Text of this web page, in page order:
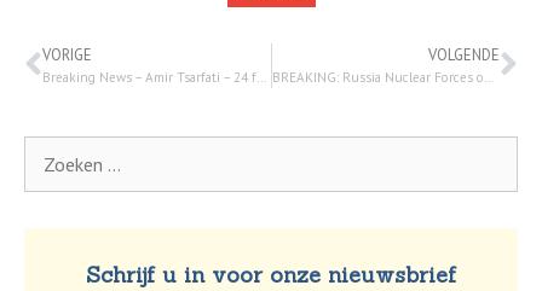
VORIGE VOLGENDE
Schrijf u in voor onze nieuwsbrief